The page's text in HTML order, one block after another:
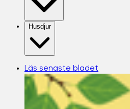
Husdjur
Läs senaste bladet